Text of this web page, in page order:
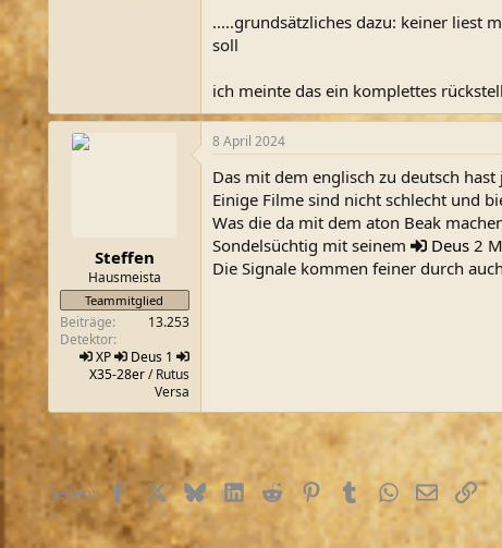
.....grundsätzliches dazu: keiner liest
soll
ich meinte das ein komplettes
Steffen
Hausmeista
Teammitglied
Beiträge
13.253
Detektor
XP
Deus 1
X35-28er/ Rutus
Versa
8 April 2024
Das mit dem englisch zu deutsch
Einige Filme sind nicht schlecht und
Was die da mit dem aton Beak
Sondelsüchtig mit seinem
Deus2
Die Signale kommen feiner durch
Teilen: FacebookX (Twitter)
BlueskyLinkedIn
Reddit PinterestTumblrWhatsApp
E-MailLink